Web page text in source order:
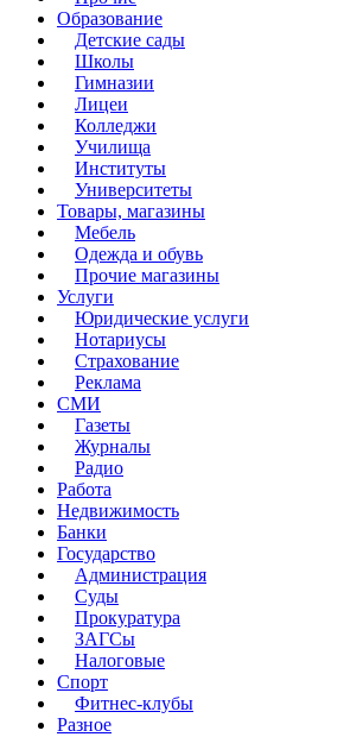
Образование
Детские сады
Школы
Гимназии
Лицеи
Колледжи
Училища
Институты
Университеты
Товары, магазины
Мебель
Одежда и обувь
Прочие магазины
Услуги
Юридические услуги
Нотариусы
Страхование
Реклама
СМИ
Газеты
Журналы
Радио
Работа
Недвижимость
Банки
Государство
Администрация
Суды
Прокуратура
ЗАГСы
Налоговые
Спорт
Фитнес-клубы
Разное